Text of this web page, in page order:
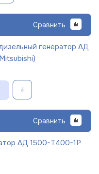
Сравнить
генератор АД
Сравнить
АД 1500-Т400-1Р